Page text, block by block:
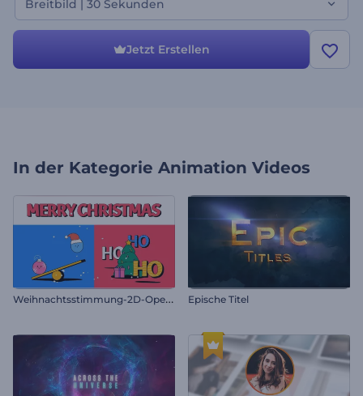
Veranstaltungseröffnungen, Werbevideos, Beiträge für soziale
Medien und vieles mehr. Erstellen Sie jetzt eindrucksvolle Intros mit
Breitbild | 30 Sekunden
Jetzt Erstellen
In der Kategorie Animation Videos
W
eihnachtsstimmung-2D-Opener Epische Titel